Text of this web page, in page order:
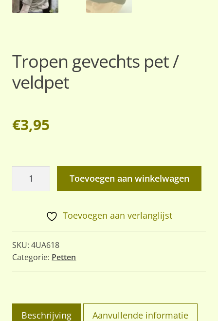
Tropen gevechts pet /
veldpet
€3,95
aantal
Toevoegen aan winkelwagen
Toevoegen aan verlanglijst
SKU:4UA618
Categorie: Petten
Beschrijving Aanvullende informatie